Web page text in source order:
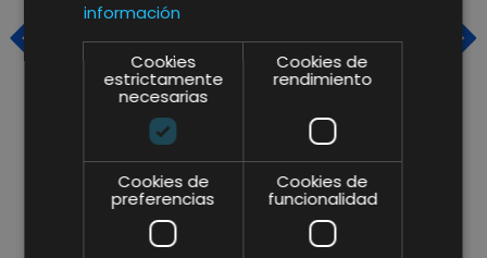
CAFÈS PONT RELIES ON OUR
IMAGINE CREATIVE IDEAS
TEAMS FOR THE REDESIGN OF
ITS WEBSITE
información
Cookies
estrictamente
necesarias
Cookies de
rendimiento
Cookies de
preferencias
Cookies de
funcionalidad